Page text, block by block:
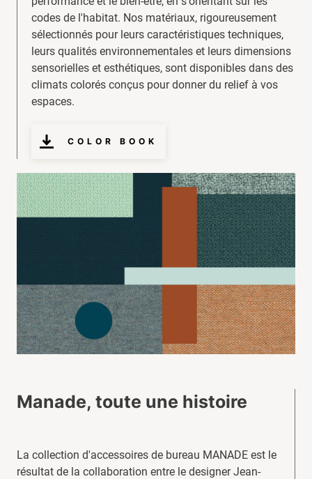
codes de l'habitat. Nos matériaux, rigoureusement
sélectionnés pour leurs caractéristiques techniques,
leurs qualités environnementales et leurs dimensions
sensorielles et esthétiques, sont disponibles dans des
climats colorés conçus pour donner du relief à vos
espaces.
COLOR BOOK
Manade, toute une histoire
La collection d'accessoires de bureau MANADE est le
résultat de la collaboration entre le designer Jean-